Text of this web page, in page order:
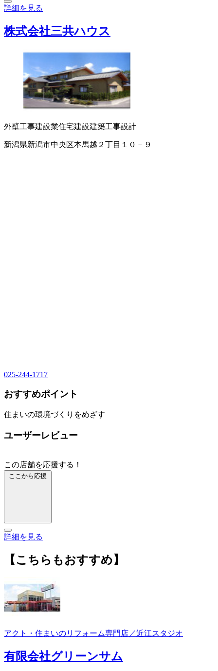
詳細を見る
株式会社三共ハウス
外壁工事建設業住宅建設建築工事設計
新潟県新潟市中央区本馬越２丁目１０－９
025-244-1717
おすすめポイント
住まいの環境づくりをめざす
ユーザーレビュー
この店舗を応援する！
ここから応援
詳細を見る
【こちらもおすすめ】
アクト・住まいのリフォーム専門店／近江スタジオ
有限会社グリーンサム